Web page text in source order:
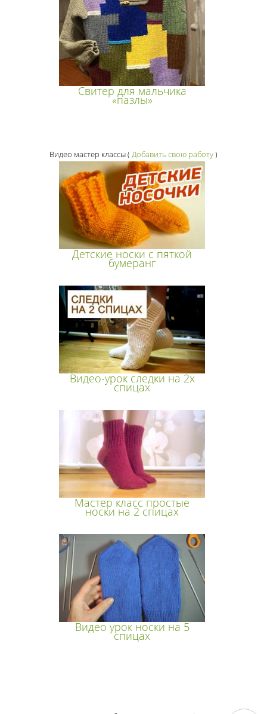
Свитер для мальчика
«пазлы»
Видео мастер классы( Добавить свою работу)
Детские носки с пяткой
бумеранг
Видео-урок следки на 2х
спицах
Мастер класс простые
носки на 2 спицах
Видео урок носки на 5
спицах